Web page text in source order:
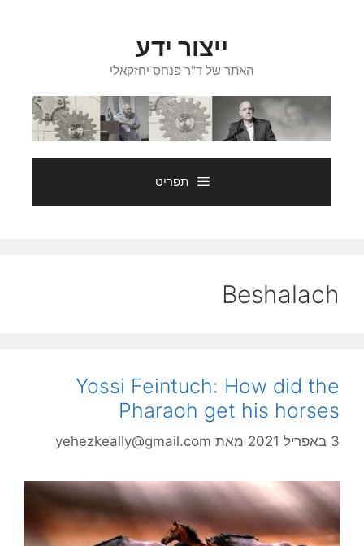
ייצור ידע
האתר של ד"ר פנחס יחזקאלי
תפריט
Beshalach
Yossi Feintuch: How did the
Pharaoh get his horses
3 באפריל 2021 מאת yehezkeally@gmail.com